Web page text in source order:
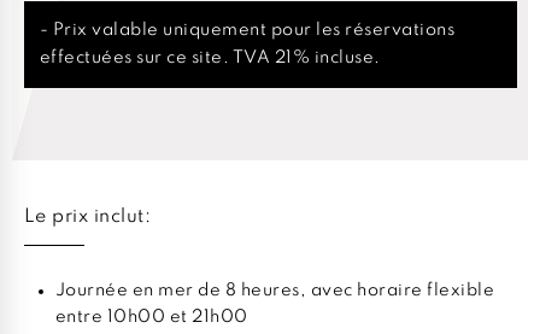
- Prix valable uniquement pour les réservations
effectuées sur ce site. TVA 21% incluse.
Le prix inclut:
Journée en mer de 8 heures, avec horaire flexible
entre 10h00 et 21h00